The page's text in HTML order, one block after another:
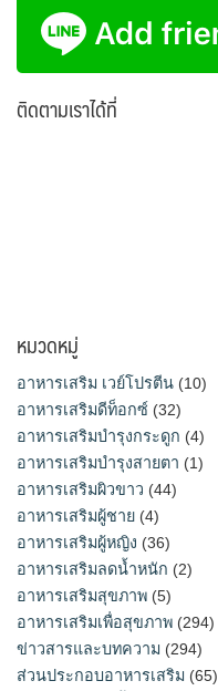
ติดตามเราได้ที่
หมวดหมู่
อาหารเสริม เวย์โปรตีน (10)
อาหารเสริมดีท็อกซ์ (32)
อาหารเสริมบำรุงกระดูก (4)
อาหารเสริมบำรุงสายตา (1)
อาหารเสริมผิวขาว (44)
อาหารเสริมผู้ชาย (4)
อาหารเสริมผู้หญิง (36)
อาหารเสริมลดน้ำหนัก (2)
อาหารเสริมสุขภาพ (5)
อาหารเสริมเพื่อสุขภาพ (294)
ข่าวสารและบทความ (294)
ส่วนประกอบอาหารเสริม (65)